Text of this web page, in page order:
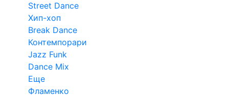
Street Dance
Хип-хоп
Break Dance
Контемпорари
Jazz Funk
Dance Mix
Еще
Фламенко